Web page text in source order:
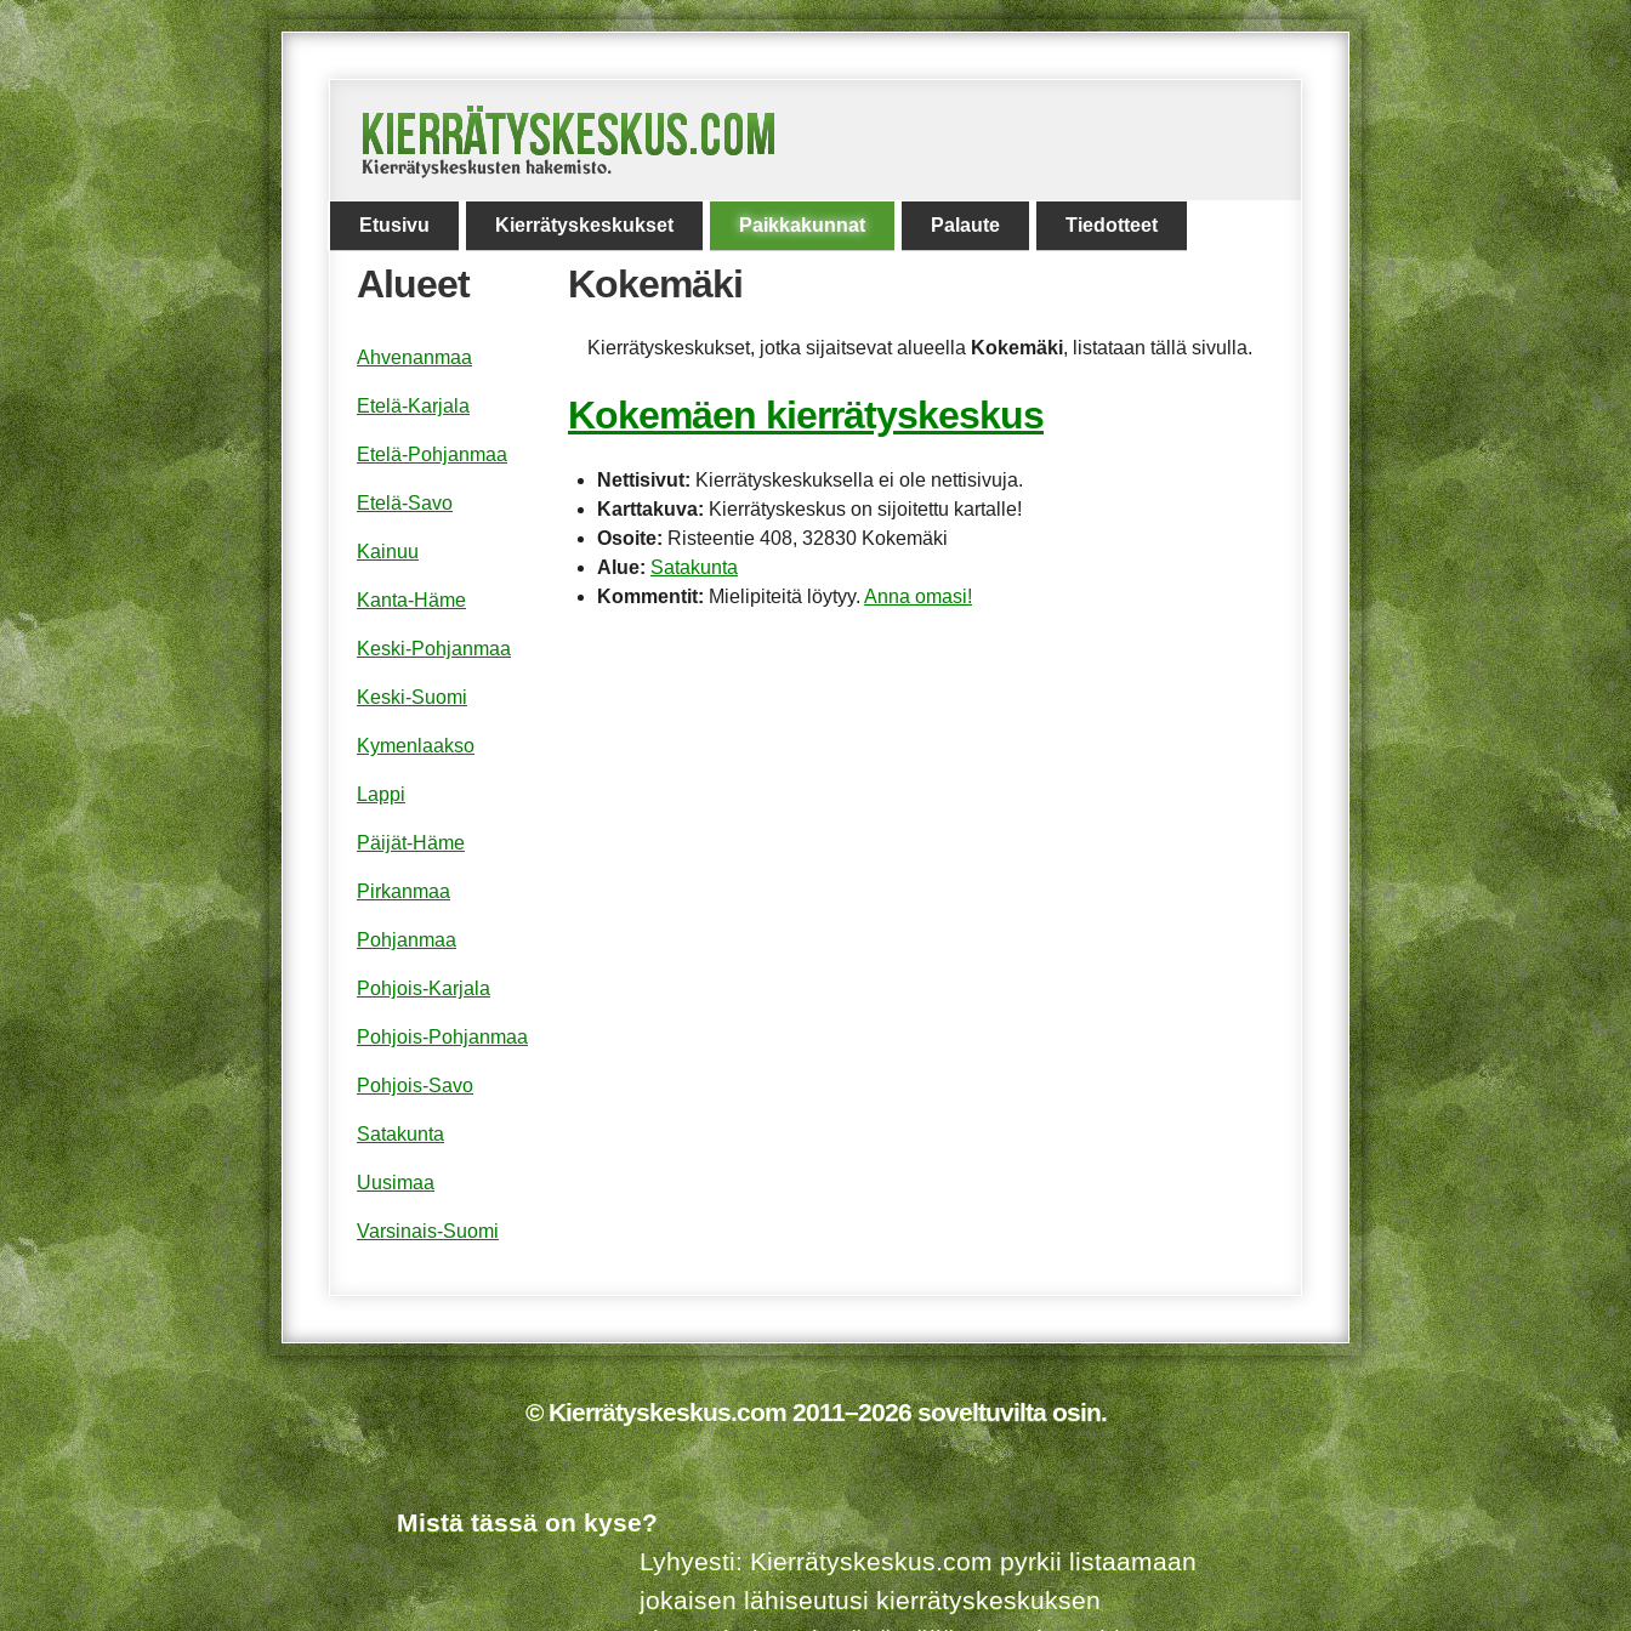
Etusivu Kierrätyskeskukset Paikkakunnat Palaute Tiedotteet
Kokemäki
Kierrätyskeskukset, jotka sijaitsevat alueella Kokemäki, listataan tällä sivulla.
Kokemäen kierrätyskeskus
Nettisivut: Kierrätyskeskuksella ei ole nettisivuja.
Karttakuva: Kierrätyskeskus on sijoitettu kartalle!
Osoite: Risteentie 408, 32830 Kokemäki
Alue: Satakunta
Kommentit: Mielipiteitä löytyy. Anna omasi!
Alueet
Ahvenanmaa
Etelä-Karjala
Etelä-Pohjanmaa
Etelä-Savo
Kainuu
Kanta-Häme
Keski-Pohjanmaa
Keski-Suomi
Kymenlaakso
Lappi
Päijät-Häme
Pirkanmaa
Pohjanmaa
Pohjois-Karjala
Pohjois-Pohjanmaa
Pohjois-Savo
Satakunta
Uusimaa
Varsinais-Suomi
© Kierrätyskeskus.com 2011–2026 soveltuvilta osin.
Mistä tässä on kyse?
Lyhyesti: Kierrätyskeskus.com pyrkii listaamaan
jokaisen lähiseutusi kierrätyskeskuksen